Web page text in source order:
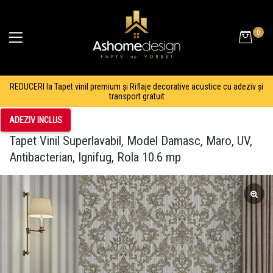
0
REDUCERI la Tapet vinil premium și Riflaje decorative acustice cu adeziv și
transport gratuit
ADEZIV INCLUS
Tapet Vinil Superlavabil, Model Damasc, Maro, UV,
Antibacterian, Ignifug, Rola 10.6 mp